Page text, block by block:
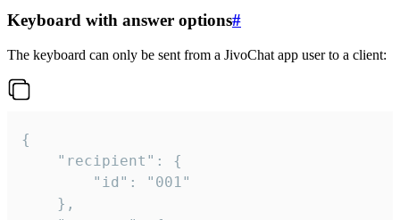
Keyboard with answer options#
The keyboard can only be sent from a JivoChat app user to a client:
{